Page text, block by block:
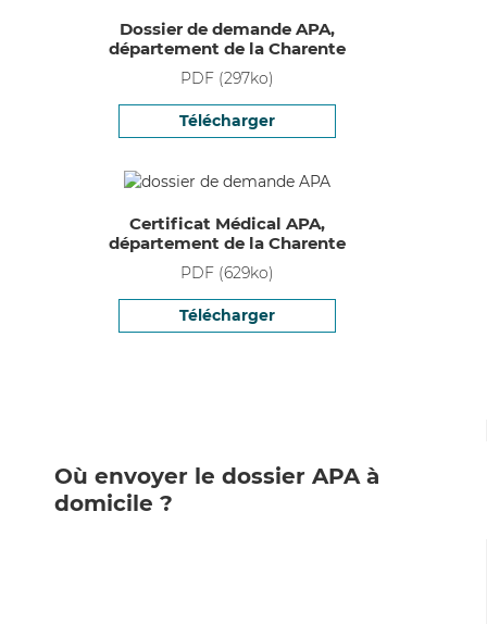
Dossier de demande APA,
département de la Charente
PDF (297ko)
Télécharger
Certificat Médical APA,
département de la Charente
PDF (629ko)
Télécharger
Où envoyer le dossier APA à
domicile ?